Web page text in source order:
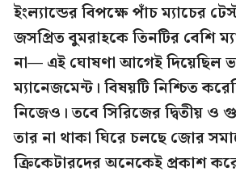
ইংল্যান্ডের বিপক্ষে পাঁচ ম্যাচের
জসপ্রিত বুমরাহকে তিনটির বেশি
না— এই ঘোষণা আগেই দিয়েছিল
ম্যানেজমেন্ট। বিষয়টি নিশ্চিত
নিজেও। তবে সিরিজের দ্বিতীয় ও
তার না থাকা ঘিরে চলছে জোর
ক্রিকেটারদের অনেকেই প্রকাশ